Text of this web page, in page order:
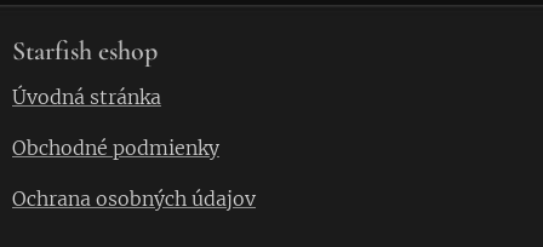
Starfish eshop
Úvodná stránka
Obchodné podmienky
Ochrana osobných údajov